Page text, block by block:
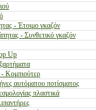
- Έτοιμο γκαζόν
- Συνθετικό γκαζόν
Up
Κομπιούτερ
αυτόματου ποτίσματος
πλαστικά